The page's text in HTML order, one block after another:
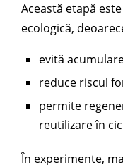
Această etapă
ecologică,
evită
reduce riscul
permite
reutilizare în
În experimente,